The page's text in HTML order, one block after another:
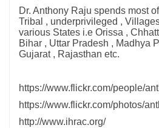
Dr. Anthony Raju spends most
Tribal , underprivileged ,
various States i.e Orissa ,
Bihar , Uttar Pradesh , Madhya
Gujarat , Rajasthan etc.
https://www.flickr.com/people/
https://www.flickr.com/photos/
http://www.ihrac.org/